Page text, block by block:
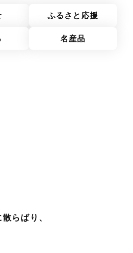
ふるさと応援
名産品
らばり、